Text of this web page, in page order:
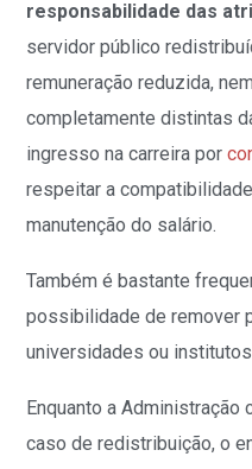
responsabilidade das
servidor público
remuneração reduzida,
completamente distintas
ingresso na carreira por
respeitar a
manutenção do salário.
Também é bastante
possibilidade de remover
universidades ou
Enquanto a Administração
caso de redistribuição, o